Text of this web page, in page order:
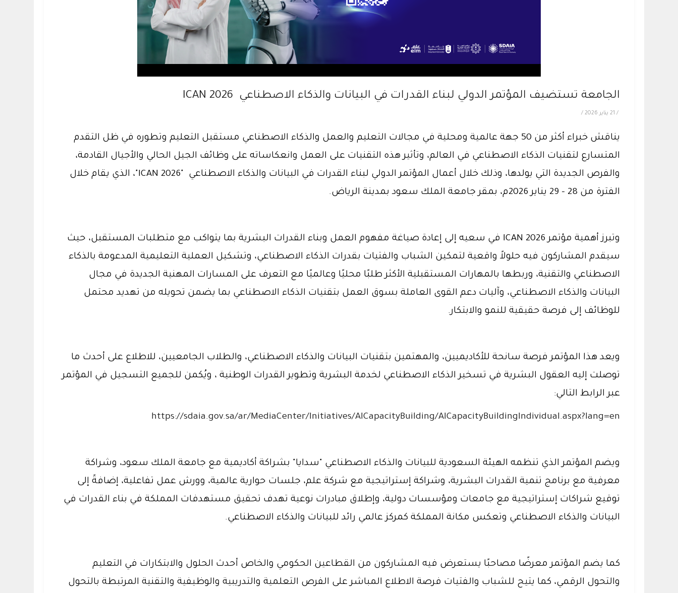
الجامعة تستضيف المؤتمر الدولي لبناء القدرات في البيانات والذكاء الاصطناعي ICAN 2026
/ 21 يناير 2026 /
يناقش خبراء أكثر من 50 جهة عالمية ومحلية في مجالات التعليم والعمل والذكاء الاصطناعي مستقبل التعليم وتطوره في ظل التقدم
المتسارع لتقنيات الذكاء الاصطناعي في العالم، وتأثير هذه التقنيات على العمل وانعكاساته على وظائف الجيل الحالي والأجيال القادمة،
والفرص الجديدة التي يولدها، وذلك خلال أعمال المؤتمر الدولي لبناء القدرات في البيانات والذكاء الاصطناعي "ICAN 2026"، الذي يقام خلال
الفترة من 28 - 29 يناير 2026م، بمقر جامعة الملك سعود بمدينة الرياض.
وتبرز أهمية مؤتمر ICAN 2026 في سعيه إلى إعادة صياغة مفهوم العمل وبناء القدرات البشرية بما يتواكب مع متطلبات المستقبل، حيث
سيقدم المشاركون فيه حلولاً واقعية لتمكين الشباب والفتيات بقدرات الذكاء الاصطناعي، وتشكيل العملية التعليمية المدعومة بالذكاء
الاصطناعي والتقنية، وربطها بالمهارات المستقبلية الأكثر طلبًا محليًا وعالميًا مع التعرف على المسارات المهنية الجديدة في مجال
البيانات والذكاء الاصطناعي، وآليات دعم القوى العاملة بسوق العمل بتقنيات الذكاء الاصطناعي بما يضمن تحويله من تهديد محتمل
للوظائف إلى فرصة حقيقية للنمو والابتكار.
ويعد هذا المؤتمر فرصة سانحة للأكاديميين، والمهتمين بتقنيات البيانات والذكاء الاصطناعي، والطلاب الجامعيين، للاطلاع على أحدث ما
توصلت إليه العقول البشرية في تسخير الذكاء الاصطناعي لخدمة البشرية وتطوير القدرات الوطنية ، ويُكمن للجميع التسجيل في المؤتمر
عبر الرابط التالي:
https://sdaia.gov.sa/ar/MediaCenter/Initiatives/AICapacityBuilding/AICapacityBuildingIndividual.aspx?lang=en
ويضم المؤتمر الذي تنظمه الهيئة السعودية للبيانات والذكاء الاصطناعي "سدايا" بشراكة أكاديمية مع جامعة الملك سعود، وشراكة
معرفية مع برنامج تنمية القدرات البشرية، وشراكة إستراتيجية مع شركة علم، جلسات حوارية عالمية، وورش عمل تفاعلية، إضافةً إلى
توقيع شراكات إستراتيجية مع جامعات ومؤسسات دولية، وإطلاق مبادرات نوعية تهدف تحقيق مستهدفات المملكة في بناء القدرات في
البيانات والذكاء الاصطناعي وتعكس مكانة المملكة كمركز عالمي رائد للبيانات والذكاء الاصطناعي.
كما يضم المؤتمر معرضًا مصاحبًا يستعرض فيه المشاركون من القطاعين الحكومي والخاص أحدث الحلول والابتكارات في التعليم
والتحول الرقمي، كما يتيح للشباب والفتيات فرصة الاطلاع المباشر على الفرص التعلمية والتدريبية والوظيفية والتقنية المرتبطة بالتحول